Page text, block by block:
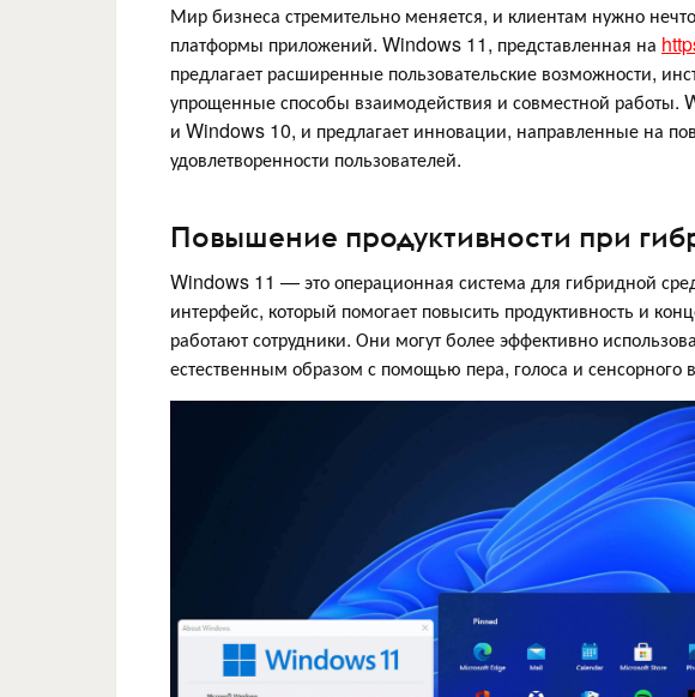
Мир бизнеса стремительно меняется, и клиентам нужно
платформы приложений. Windows 11, представленная на
предлагает расширенные пользовательские возможности,
упрощенные способы взаимодействия и совместной работы.
и Windows 10, и предлагает инновации, направленные на
удовлетворенности пользователей.
Повышение продуктивности при
Windows 11 — это операционная система для гибридной
интерфейс, который помогает повысить продуктивность и
работают сотрудники. Они могут более эффективно
естественным образом с помощью пера, голоса и сенсорного